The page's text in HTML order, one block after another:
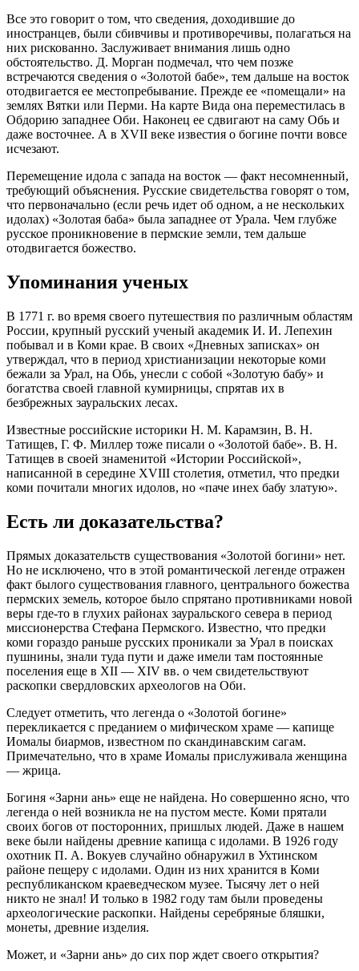
Все это говорит о том, что сведения, доходившие до
иностранцев, были сбивчивы и противоречивы, полагаться на
них рискованно. Заслуживает внимания лишь одно
обстоятельство. Д. Морган подмечал, что чем позже
встречаются сведения о «Золотой бабе», тем дальше на восток
отодвигается ее местопребывание. Прежде ее «помещали» на
землях Вятки или Перми. На карте Вида она переместилась в
Обдорию западнее Оби. Наконец ее сдвигают на саму Обь и
даже восточнее. А в XVII веке известия о богине почти вовсе
исчезают.
Перемещение идола с запада на восток — факт несомненный,
требующий объяснения. Русские свидетельства говорят о том,
что первоначально (если речь идет об одном, а не нескольких
идолах) «Золотая баба» была западнее от Урала. Чем глубже
русское проникновение в пермские земли, тем дальше
отодвигается божество.
Упоминания ученых
В 1771 г. во время своего путешествия по различным областям
России, крупный русский ученый академик И. И. Лепехин
побывал и в Коми крае. В своих «Дневных записках» он
утверждал, что в период христианизации некоторые коми
бежали за Урал, на Обь, унесли с собой «Золотую бабу» и
богатства своей главной кумирницы, спрятав их в
безбрежных зауральских лесах.
Известные российские историки Н. М. Карамзин, В. Н.
Татищев, Г. Ф. Миллер тоже писали о «Золотой бабе». В. Н.
Татищев в своей знаменитой «Истории Российской»,
написанной в середине XVIII столетия, отметил, что предки
коми почитали многих идолов, но «паче инех бабу златую».
Есть ли доказательства?
Прямых доказательств существования «Золотой богини» нет.
Но не исключено, что в этой романтической легенде отражен
факт былого существования главного, центрального божества
пермских земель, которое было спрятано противниками новой
веры где-то в глухих районах зауральского севера в период
миссионерства Стефана Пермского. Известно, что предки
коми гораздо раньше русских проникали за Урал в поисках
пушнины, знали туда пути и даже имели там постоянные
поселения еще в XII — XIV вв. о чем свидетельствуют
раскопки свердловских археологов на Оби.
Следует отметить, что легенда о «Золотой богине»
перекликается с преданием о мифическом храме — капище
Иомалы биармов, известном по скандинавским сагам.
Примечательно, что в храме Иомалы прислуживала женщина
— жрица.
Богиня «Зарни ань» еще не найдена. Но совершенно ясно, что
легенда о ней возникла не на пустом месте. Коми прятали
своих богов от посторонних, пришлых людей. Даже в нашем
веке были найдены древние капища с идолами. В 1926 году
охотник П. А. Вокуев случайно обнаружил в Ухтинском
районе пещеру с идолами. Один из них хранится в Коми
республиканском краеведческом музее. Тысячу лет о ней
никто не знал! И только в 1982 году там были проведены
археологические раскопки. Найдены серебряные бляшки,
монеты, древние изделия.
Может, и «Зарни ань» до сих пор ждет своего открытия?